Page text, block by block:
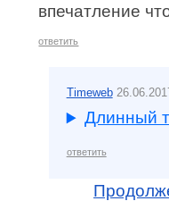
впечатление
ответить
Timeweb
Длинный
ответить